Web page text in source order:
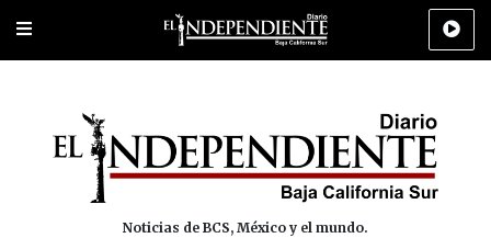
Portada Los Cabos Policiaca Deportes Cultura
Noticias de BCS, México y el mundo.